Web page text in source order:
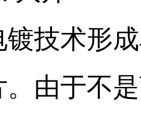
镀技术形
。由于不